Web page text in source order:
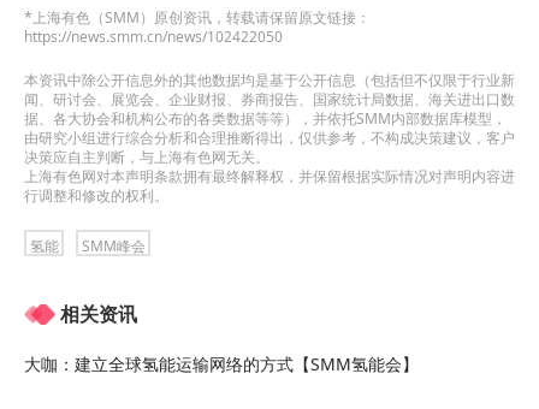
*上海有色（SMM）原创资讯，转载请保留原文链接：
https://news.smm.cn/news/102422050
本资讯中除公开信息外的其他数据均是基于公开信息（包括但不仅限于行业新
闻、研讨会、展览会、企业财报、券商报告、国家统计局数据、海关进出口数
据、各大协会和机构公布的各类数据等等），并依托SMM内部数据库模型，
由研究小组进行综合分析和合理推断得出，仅供参考，不构成决策建议，客户
决策应自主判断，与上海有色网无关。
上海有色网对本声明条款拥有最终解释权，并保留根据实际情况对声明内容进
行调整和修改的权利。
氢能 SMM峰会
相关资讯
大咖：建立全球氢能运输网络的方式【SMM氢能会】